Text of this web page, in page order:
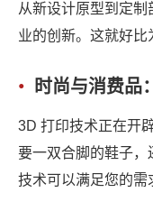
从新设计原型到定
业的创新。这就好比
时尚与消费品
3D 打印技术正在开
要一双合脚的鞋子，
技术可以满足您的需